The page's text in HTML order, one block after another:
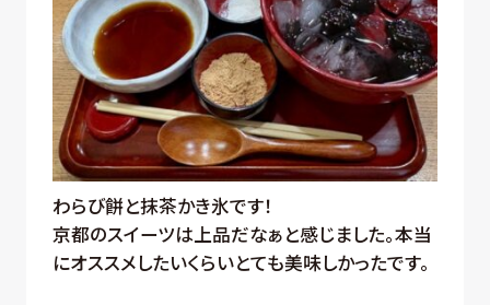
わらび餅と抹茶かき氷です！
京都のスイーツは上品だなぁと感じました。本当
にオススメしたいくらいとても美味しかったです。